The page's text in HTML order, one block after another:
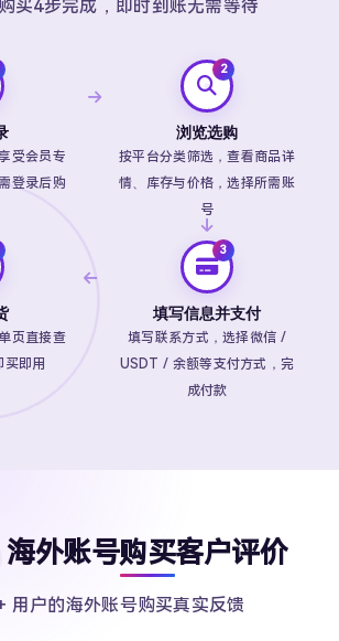
买4步完成，即时到账无需等待
受会员专
登录后购
浏览选购
按平台分类筛选，查看商品详
情、库存与价格，选择所需账
号
填写信息并支付
填写联系方式，选择微信 /
USDT / 余额等支付方式，完
成付款
页直接查
买即用
海外账号购买客户评价
用户的海外账号购买真实反馈